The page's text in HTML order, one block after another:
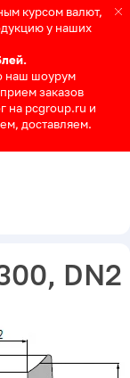
курсом валют,
у наших
наш шоурум
заказов
на pcgroup.ru и
доставляем.